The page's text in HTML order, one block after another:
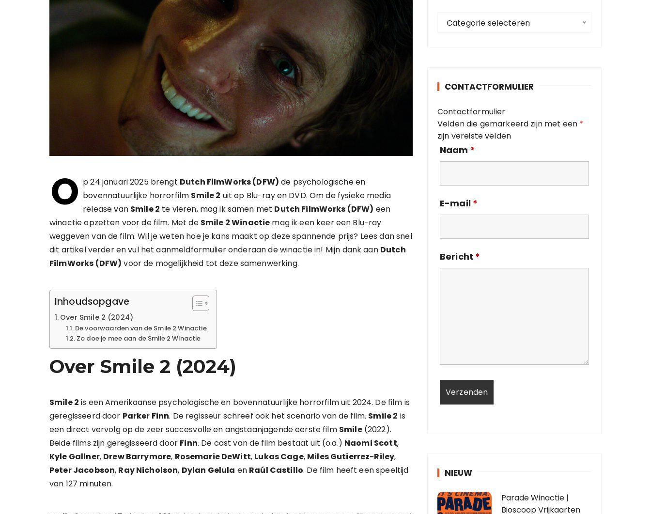
O p 24 januari 2025 brengt Dutch FilmWorks (DFW) de psychologische en
bovennatuurlijke horrorfilm Smile 2 uit op Blu-ray en DVD. Om de fysieke media
release van Smile 2 te vieren, mag ik samen met Dutch FilmWorks (DFW) een
winactie opzetten voor de film. Met de Smile 2 Winactie mag ik een keer een Blu-ray
weggeven van de film. Wil je weten hoe je kans maakt op deze spannende prijs? Lees dan snel
dit artikel verder en vul het aanmeldformulier onderaan de winactie in! Mijn dank aan Dutch
FilmWorks (DFW) voor de mogelijkheid tot deze samenwerking.
Inhoudsopgave
Over Smile 2 (2024)
De voorwaarden van de Smile 2 Winactie
Zo doe je mee aan de Smile 2 Winactie
Over Smile 2 (2024)
Smile 2 is een Amerikaanse psychologische en bovennatuurlijke horrorfilm uit 2024. De film is
geregisseerd door Parker Finn. De regisseur schreef ook het scenario van de film. Smile 2 is
een direct vervolg op de zeer succesvolle en angstaanjagende eerste film Smile(2022).
Beide films zijn geregisseerd door Finn. De cast van de film bestaat uit (o.a.) Naomi Scott,
Kyle Gallner, Drew Barrymore, Rosemarie DeWitt, Lukas Cage, Miles Gutierrez-Riley,
Peter Jacobson, Ray Nicholson, Dylan Gelula en Raúl Castillo. De film heeft een speeltijd
van 127 minuten.
r
e
ë
n
Categorie selecteren
CONTACTFORMULIER
Contactformulier
Velden die gemarkeerd zijn met een *
zijn vereiste velden
Naam *
E-mail *
Bericht *
NIEUW
Parade Winactie |
Bioscoop Vrijkaarten